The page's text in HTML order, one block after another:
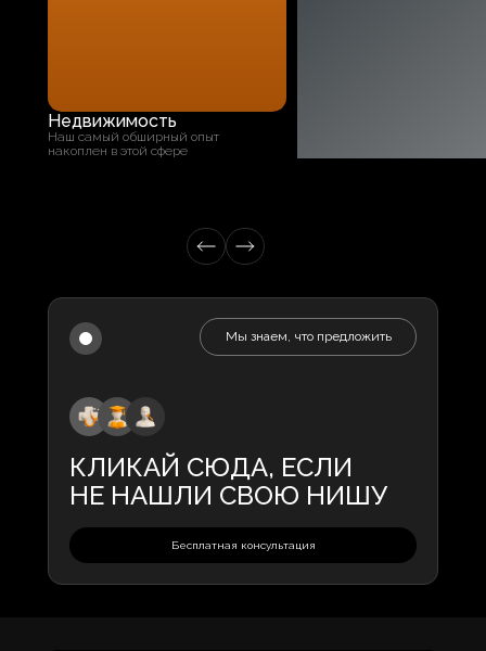
Недвижимость
Наш самый обширный опыт
накоплен в этой сфере
Мы знаем, что предложить
КЛИКАЙ СЮДА, ЕСЛИ
НЕ НАШЛИ СВОЮ НИШУ
Бесплатная консультация